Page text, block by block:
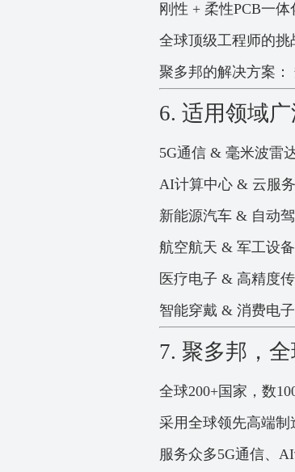
刚性 + 柔性PCB一
全球顶级工程师的挑
聚多邦的解决方案：
6. 适用领域
5G通信 & 毫米波雷
AI计算中心 & 云服
新能源汽车 & 自动
航空航天 & 军工设
医疗电子 & 高精度
智能穿戴 & 消费电
7. 聚多邦，
全球200+国家，数
采用全球领先高端制
服务众多5G通信、